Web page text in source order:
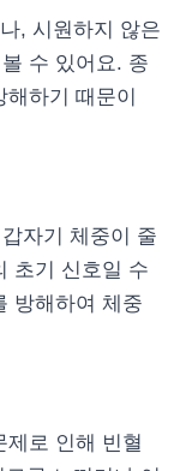
, 시원하지 않은
수 있어요. 종
하기 때문이
자기 체중이 줄
초기 신호일 수
방해하여 체중
로 인해 빈혈